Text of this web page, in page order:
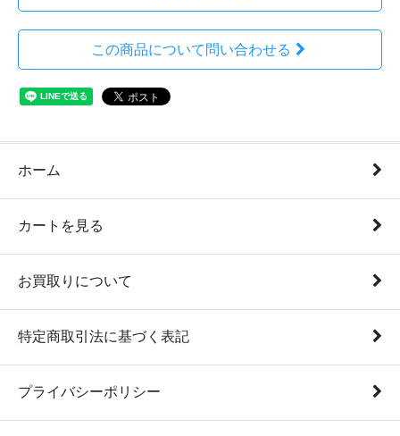
この商品について問い合わせる
ホーム
カートを見る
お買取りについて
特定商取引法に基づく表記
プライバシーポリシー